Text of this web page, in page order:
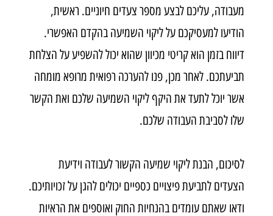
מעבודה, עליכם לבצע מספר צעדים חיוניים. ראשית,
הודיעו למעסיקכם על ליקוי השמיעה בהקדם האפשרי.
דיווח בזמן הוא קריטי מכיוון שהוא יכול להשפיע על הצלחת
תביעתכם. לאחר מכן, פנו להערכה רפואית מרופא מומחה
אשר יוכל לתעד את היקף ליקוי השמיעה שלכם ואת הקשר
שלו לסביבת העבודה שלכם.
לסיכום, הבנת ליקוי שמיעה הקשור לעבודה וידיעת
הצעדים לתביעת פיצויים כספיים יכולים להגן על זכויותיכם.
ודאו שאתם עומדים בהנחיות החוק ואוספים את הראיות